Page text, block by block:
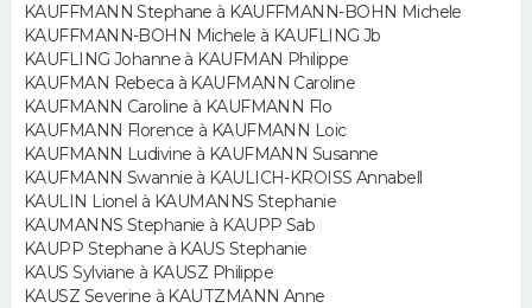
COPAINS D'AVANT
S'inscrire
Se connecter
Lycées
Collèges
Primaires
Universités
Entreprises
Service militaire
Avis de recherche
AVIS DE DÉCÈS
FORUM
Bricolage
Lifestyle
Culture
Sport
Auto
Television
Voyage
Cinema
KAUFFMANN Stephane à KAUFFMANN-BOHN Michele
KAUFFMANN-BOHN Michele à KAUFLING Jb
KAUFLING Johanne à KAUFMAN Philippe
KAUFMAN Rebeca à KAUFMANN Caroline
KAUFMANN Caroline à KAUFMANN Flo
KAUFMANN Florence à KAUFMANN Loic
KAUFMANN Ludivine à KAUFMANN Susanne
KAUFMANN Swannie à KAULICH-KROISS Annabell
KAULIN Lionel à KAUMANNS Stephanie
KAUMANNS Stephanie à KAUPP Sab
KAUPP Stephane à KAUS Stephanie
KAUS Sylviane à KAUSZ Philippe
KAUSZ Severine à KAUTZMANN Anne